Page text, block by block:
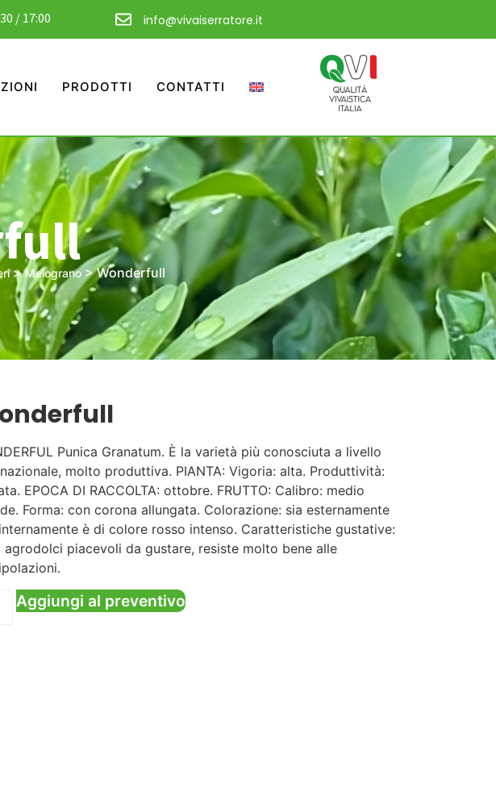
/ 17:00 info@vivaiserratore.it
PRODOTTI CONTATTI
>Melograno>Wonderfull
Punica Granatum. È la varietà più conosciuta a livello
molto produttiva. PIANTA: Vigoria: alta. Produttività:
EPOCA DI RACCOLTA: ottobre. FRUTTO: Calibro: medio
Forma: con corona allungata. Colorazione: sia esternamente
è di colore rosso intenso. Caratteristiche gustative:
agrodolci piacevoli da gustare, resiste molto bene alle
Aggiungi al preventivo